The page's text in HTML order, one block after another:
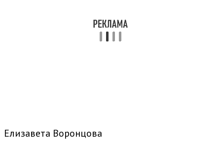
Елизавета Воронцова